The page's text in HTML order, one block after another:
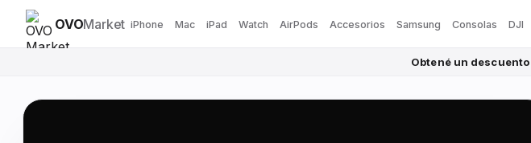
OVOMarket iPhone Mac iPad Watch AirPods Accesorios Samsung Consolas DJI
Obtené un descuento